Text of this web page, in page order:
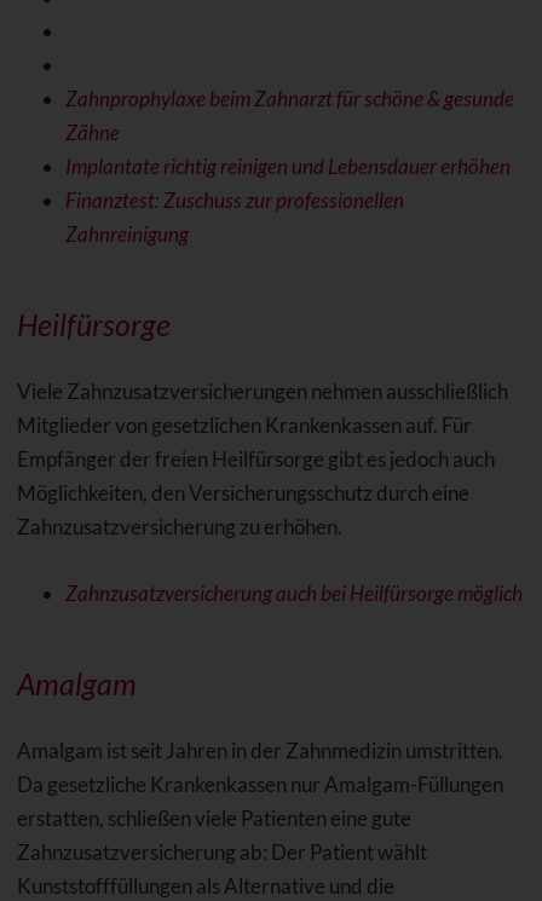
Zahnprophylaxe beim Zahnarzt für schöne & gesunde
Zähne
Implantate richtig reinigen und Lebensdauer erhöhen
Finanztest: Zuschuss zur professionellen
Zahnreinigung
Heilfürsorge
Viele Zahnzusatzversicherungen nehmen ausschließlich
Mitglieder von gesetzlichen Krankenkassen auf. Für
Empfänger der freien Heilfürsorge gibt es jedoch auch
Möglichkeiten, den Versicherungsschutz durch eine
Zahnzusatzversicherung zu erhöhen.
Zahnzusatzversicherung auch bei Heilfürsorge möglich
Amalgam
Amalgam ist seit Jahren in der Zahnmedizin umstritten.
Da gesetzliche Krankenkassen nur Amalgam-Füllungen
erstatten, schließen viele Patienten eine gute
Zahnzusatzversicherung ab: Der Patient wählt
Kunststofffüllungen als Alternative und die